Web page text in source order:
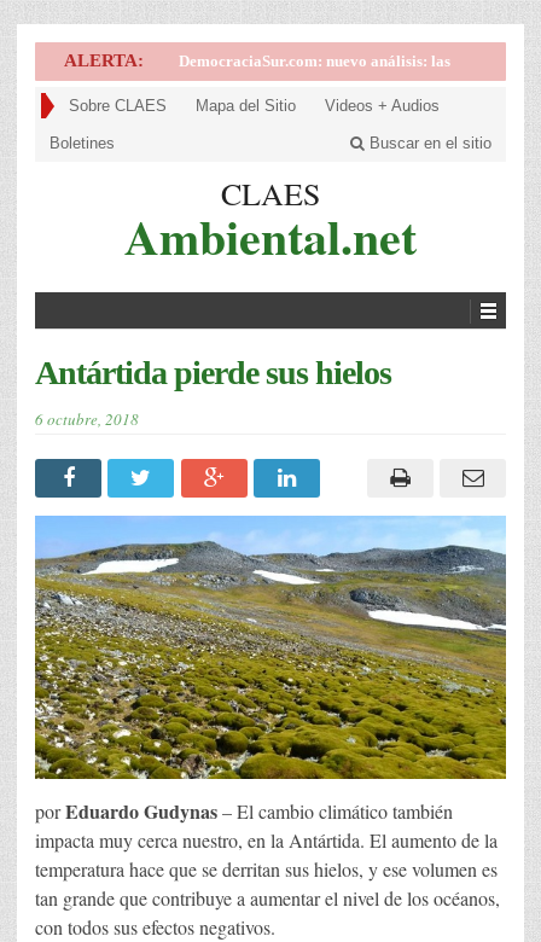
ALERTA: DemocraciaSur.com: nuevo análisis: las
implicancias de la victoria de la derecha en
Sobre CLAES Mapa del Sitio Videos + Audios
Boletines Buscar en el sitio
CLAES
Ambiental.net
Antártida pierde sus hielos
6 octubre, 2018
porEduardo Gudynas– El cambio climático también
impacta muy cerca nuestro, en la Antártida. El aumento de la
temperatura hace que se derritan sus hielos, y ese volumen es
tan grande que contribuye a aumentar el nivel de los océanos,
con todos sus efectos negativos.